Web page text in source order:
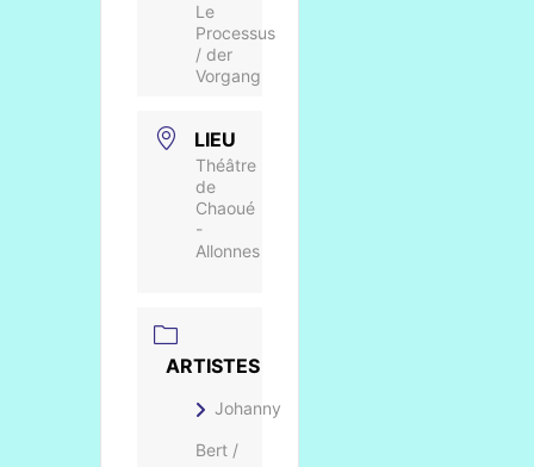
Le
Processus
/ der
Vorgang
LIEU
Théâtre
de
Chaoué
-
Allonnes
ARTISTES
Johanny
Bert /